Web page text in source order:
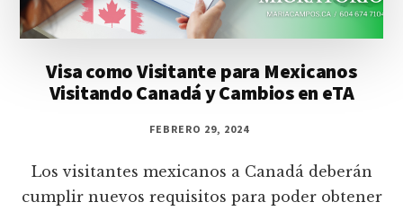
Visa como Visitante para Mexicanos
Visitando Canadá y Cambios en eTA
FEBRERO 29, 2024
Los visitantes mexicanos a Canadá deberán
cumplir nuevos requisitos para poder obtener